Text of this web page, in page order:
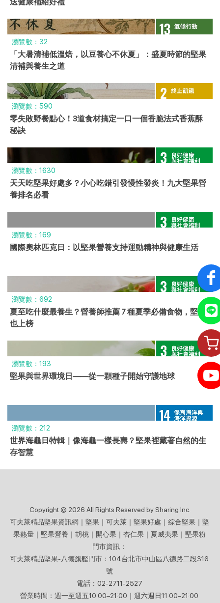
瀏覽數：32
「大暑清補低溫焙，以豆養心不休夏」：盛夏時節的堅果
清補與養生之道
瀏覽數：590
零失敗野餐點心！3道食材搞定一口一個香脆法式香蕉酥
秘訣
瀏覽數：1630
天天吃堅果好處多？小心吃錯引發慢性發炎！九大堅果營
養排名必看
瀏覽數：169
國際奧林匹克日：以堅果營養支持運動精神與健康生活
瀏覽數：692
夏至吃什麼最養生？營養師推薦 7 種夏季必備食物，堅果
也上榜
瀏覽數：193
堅果與世界環境日——從一顆種子開始守護地球
瀏覽數：212
世界海龜日特輯｜像海龜一樣長壽？堅果裡藏著自然的生
存智慧
Copyright © 2026 All Rights Reserved by Sharing Inc.
可夫萊精品堅果資訊網｜堅果｜可夫萊｜堅果好處｜綜合堅果｜堅
果熱量｜堅果營養｜胡桃｜開心果｜杏仁果｜夏威夷果｜堅果粉
門市資訊：
可夫萊精品堅果-八德旗艦門市：104台北市中山區八德路二段316
號
電話：02-2711-2527
營業時間：週一至週五10:00–21:00｜週六週日11:00–21:00